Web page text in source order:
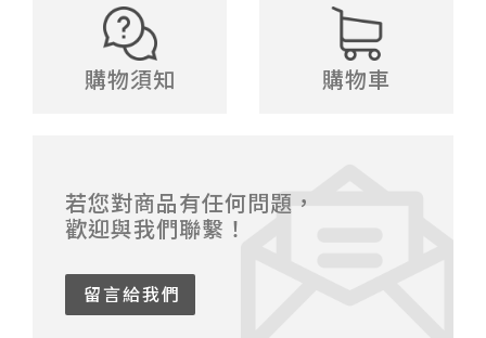
購物須知 購物車
若您對商品有任何問題，
歡迎與我們聯繫！
留言給我們